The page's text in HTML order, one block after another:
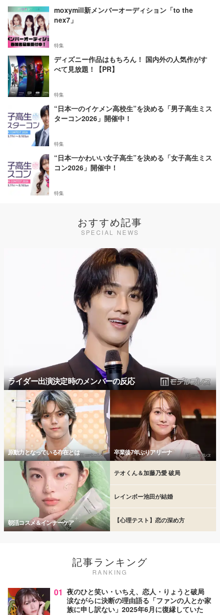
moxymill新メンバーオーディション「to the
nex7」
特集
ディズニー作品はもちろん！ 国内外の人気作がす
べて見放題！【PR】
特集
“日本一のイケメン高校生”を決める「男子高生ミス
ターコン2026」開催中！
特集
“日本一かわいい女子高生”を決める「女子高生ミス
コン2026」開催中！
特集
おすすめ記事
SPECIAL NEWS
ライダー出演決定時のメンバーの反応
原動力となっている存在とは 卒業後7年ぶりアリーナ
朝活コスメ＆インナーケア
テオくん＆加藤乃愛 破局
レインボー池田が結婚
【心理テスト】恋の深め方
記事ランキング
RANKING
01 夜のひと笑い・いちえ、恋人・りょうと破局
涙ながらに決断の理由語る「ファンの人とか家
族に申し訳ない」2025年6月に復縁していた